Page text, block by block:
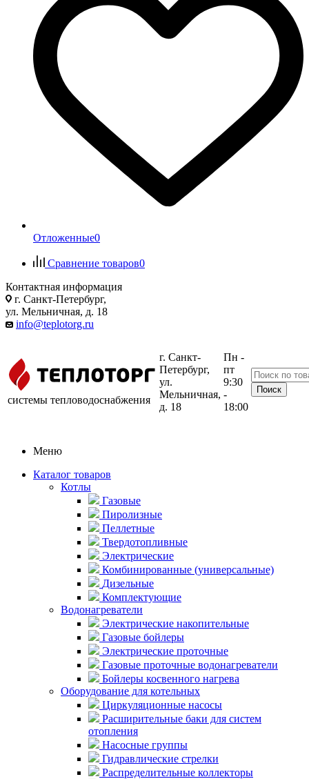
Отложенные0
Сравнение товаров0
Контактная информация
г. Санкт-Петербург,
ул. Мельничная, д. 18
info@teplotorg.ru
системы тепловодоснабжения
г. Санкт-
Петербург,
ул.
Мельничная,
д. 18
Пн -
пт
9:30
-
18:00
Меню
Каталог товаров
Котлы
Газовые
Пиролизные
Пеллетные
Твердотопливные
Электрические
Комбинированные (универсальные)
Дизельные
Комплектующие
Водонагреватели
Электрические накопительные
Газовые бойлеры
Электрические проточные
Газовые проточные водонагреватели
Бойлеры косвенного нагрева
Оборудование для котельных
Циркуляционные насосы
Расширительные баки для систем
отопления
Насосные группы
Гидравлические стрелки
Распределительные коллекторы